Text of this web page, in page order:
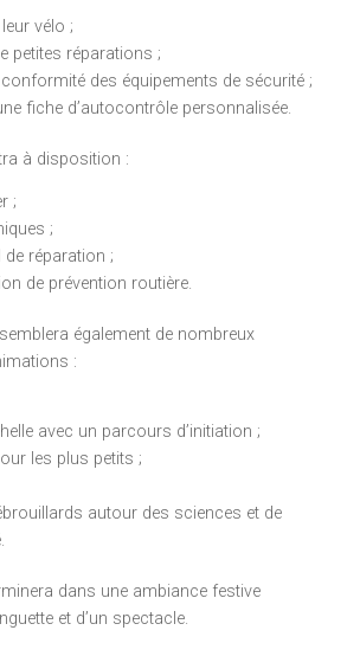
vélo ;
petites réparations ;
des équipements de sécurité ;
fiche d’autocontrôle personnalisée.
à disposition :
;
;
de réparation ;
de prévention routière.
également de nombreux
:
avec un parcours d’initiation ;
les plus petits ;
autour des sciences et de
dans une ambiance festive
et d’un spectacle.